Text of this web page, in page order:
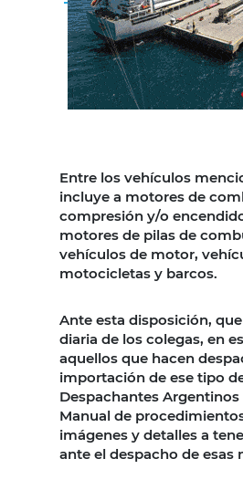
Entre los vehículos
incluye a motores de
compresión y/o
motores de pilas de
vehículos de motor,
motocicletas y barcos.
Ante esta disposición,
diaria de los colegas, en
aquellos que hacen
importación de ese tipo
Despachantes
Manual de
imágenes y detalles a
ante el despacho de esas